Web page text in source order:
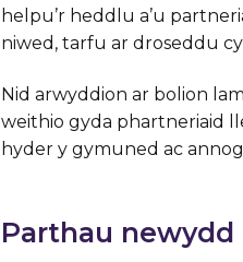
helpu’r heddlu a’u
niwed, tarfu ar droseddu
Nid arwyddion ar bolion
weithio gyda phartneriaid
hyder y gymuned ac
Parthau